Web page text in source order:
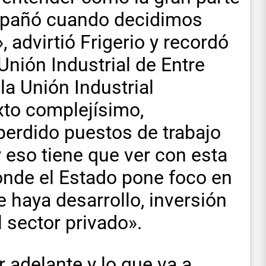
cuando decidimos
advirtió Frigerio y recordó
Industrial de Entre
Unión Industrial
complejísimo,
puestos de trabajo
tiene que ver con esta
el Estado pone foco en
haya desarrollo, inversión
sector privado».